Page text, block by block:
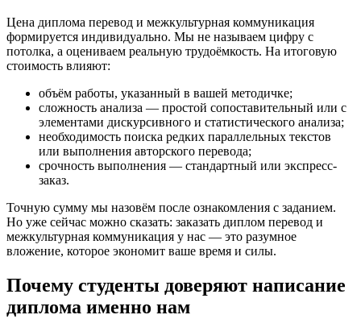
Цена диплома перевод и межкультурная коммуникация
формируется индивидуально. Мы не называем цифру с
потолка, а оцениваем реальную трудоёмкость. На итоговую
стоимость влияют:
объём работы, указанный в вашей методичке;
сложность анализа — простой сопоставительный или с
элементами дискурсивного и статистического анализа;
необходимость поиска редких параллельных текстов
или выполнения авторского перевода;
срочность выполнения — стандартный или экспресс-
заказ.
Точную сумму мы назовём после ознакомления с заданием.
Но уже сейчас можно сказать: заказать диплом перевод и
межкультурная коммуникация у нас — это разумное
вложение, которое экономит ваше время и силы.
Почему студенты доверяют написание
диплома именно нам